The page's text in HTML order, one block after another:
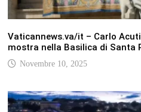
Vaticannews.va/it – Carlo
mostra nella Basilica di Santa
Novembre 10, 2025